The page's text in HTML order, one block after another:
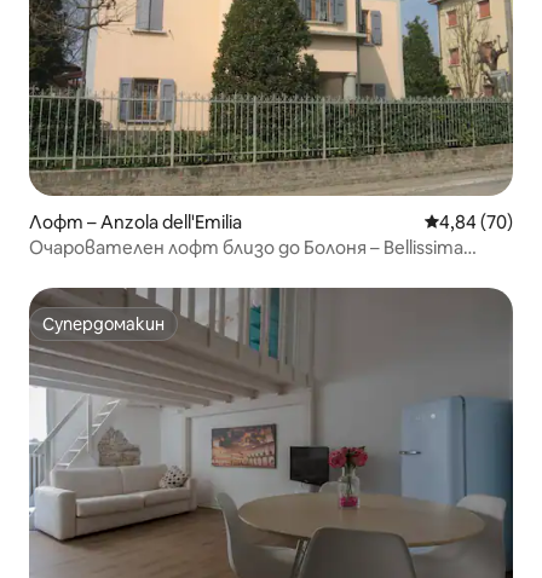
Лофт – Anzola dell'Emilia Средна
4,84 (70)
Очарователен лофт близо до Болоня – Bellissima
Супердомакин
Супердомакин